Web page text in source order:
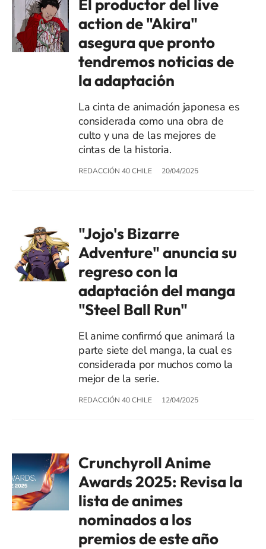
El productor del live
action de "Akira"
asegura que pronto
tendremos noticias de
la adaptación
La cinta de animación japonesa es
considerada como una obra de
culto y una de las mejores de
cintas de la historia.
REDACCIÓN 40 CHILE 20/04/2025
"Jojo's Bizarre
Adventure" anuncia su
regreso con la
adaptación del manga
"Steel Ball Run"
El anime confirmó que animará la
parte siete del manga, la cual es
considerada por muchos como la
mejor de la serie.
REDACCIÓN 40 CHILE 12/04/2025
Crunchyroll Anime
Awards 2025: Revisa la
lista de animes
nominados a los
premios de este año